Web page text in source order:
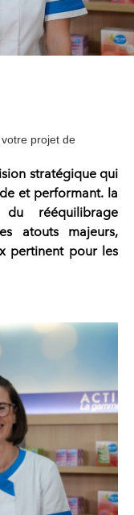
projet de
stratégique qui
et performant. la
rééquilibrage
atouts majeurs,
pertinent pour les